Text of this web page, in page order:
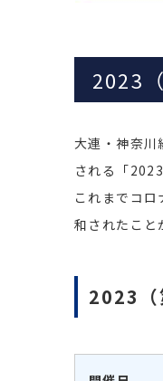
2023
大連・神奈川
される「
これまでコ
和されたこと
2023（